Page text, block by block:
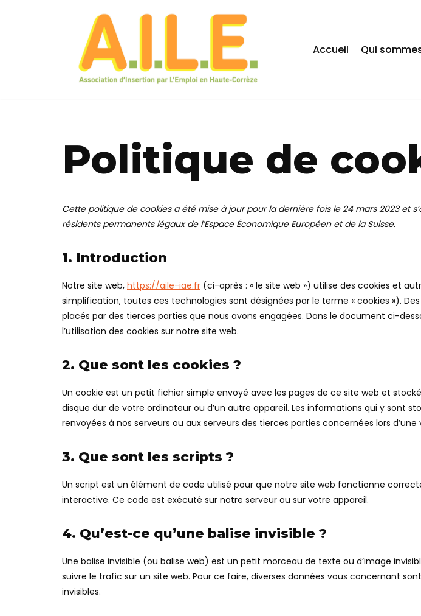
Accueil Qui
Politique de
Cette politique de cookies a été mise à jour pour la dernière fois le 24 mars 2023 et
résidents permanents légaux de l’Espace Économique Européen et de la Suisse.
1. Introduction
Notre site web, https://aile-iae.fr (ci-après : « le site web ») utilise des cookies et
simplification, toutes ces technologies sont désignées par le terme « cookies »).
placés par des tierces parties que nous avons engagées. Dans le document ci-
l’utilisation des cookies sur notre site web.
2. Que sont les cookies ?
Un cookie est un petit fichier simple envoyé avec les pages de ce site web et
disque dur de votre ordinateur ou d’un autre appareil. Les informations qui y sont
renvoyées à nos serveurs ou aux serveurs des tierces parties concernées lors d’une
3. Que sont les scripts ?
Un script est un élément de code utilisé pour que notre site web fonctionne
interactive. Ce code est exécuté sur notre serveur ou sur votre appareil.
4. Qu’est-ce qu’une balise invisible ?
Une balise invisible (ou balise web) est un petit morceau de texte ou d’image
suivre le trafic sur un site web. Pour ce faire, diverses données vous concernant
invisibles.